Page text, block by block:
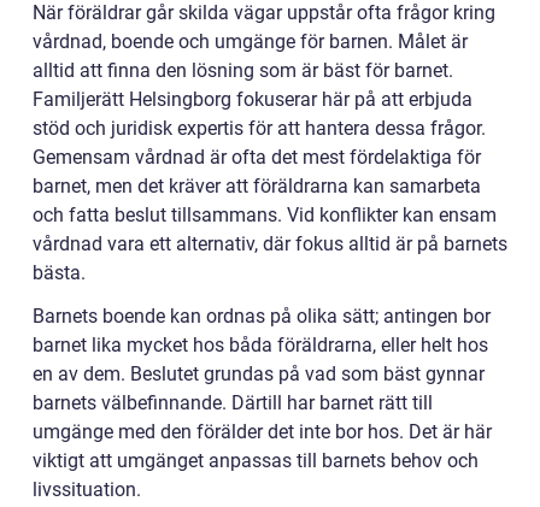
När föräldrar går skilda vägar uppstår ofta frågor kring
vårdnad, boende och umgänge för barnen. Målet är
alltid att finna den lösning som är bäst för barnet.
Familjerätt Helsingborg fokuserar här på att erbjuda
stöd och juridisk expertis för att hantera dessa frågor.
Gemensam vårdnad är ofta det mest fördelaktiga för
barnet, men det kräver att föräldrarna kan samarbeta
och fatta beslut tillsammans. Vid konflikter kan ensam
vårdnad vara ett alternativ, där fokus alltid är på barnets
bästa.
Barnets boende kan ordnas på olika sätt; antingen bor
barnet lika mycket hos båda föräldrarna, eller helt hos
en av dem. Beslutet grundas på vad som bäst gynnar
barnets välbefinnande. Därtill har barnet rätt till
umgänge med den förälder det inte bor hos. Det är här
viktigt att umgänget anpassas till barnets behov och
livssituation.